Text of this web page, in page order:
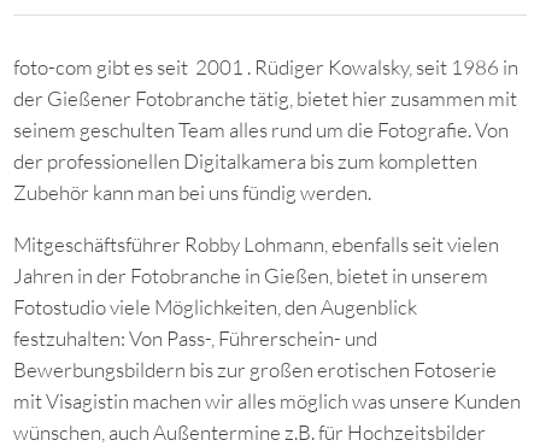
foto-com gibt es seit 2001 . Rüdiger Kowalsky, seit 1986 in
der Gießener Fotobranche tätig, bietet hier zusammen mit
seinem geschulten Team alles rund um die Fotografie. Von
der professionellen Digitalkamera bis zum kompletten
Zubehör kann man bei uns fündig werden.
Mitgeschäftsführer Robby Lohmann, ebenfalls seit vielen
Jahren in der Fotobranche in Gießen, bietet in unserem
Fotostudio viele Möglichkeiten, den Augenblick
festzuhalten: Von Pass-, Führerschein- und
Bewerbungsbildern bis zur großen erotischen Fotoserie
mit Visagistin machen wir alles möglich was unsere Kunden
wünschen, auch Außentermine z.B. für Hochzeitsbilder